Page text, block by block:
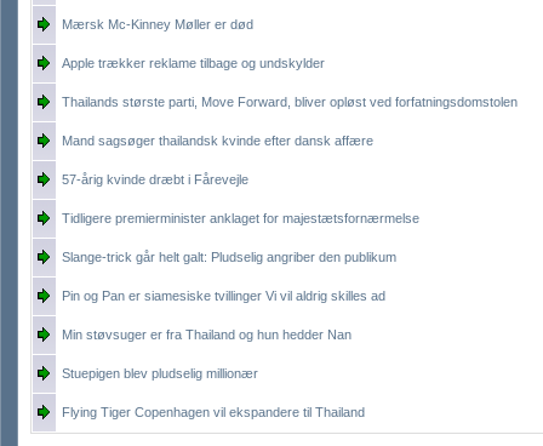
Mærsk Mc-Kinney Møller er død
Apple trækker reklame tilbage og undskylder
Thailands største parti, Move Forward, bliver opløst ved forfatningsdomstolen
Mand sagsøger thailandsk kvinde efter dansk affære
57-årig kvinde dræbt i Fårevejle
Tidligere premierminister anklaget for majestætsfornærmelse
Slange-trick går helt galt: Pludselig angriber den publikum
Pin og Pan er siamesiske tvillinger Vi vil aldrig skilles ad
Min støvsuger er fra Thailand og hun hedder Nan
Stuepigen blev pludselig millionær
Flying Tiger Copenhagen vil ekspandere til Thailand